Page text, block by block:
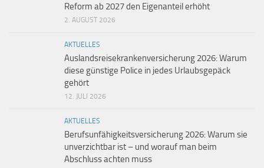
Reform ab 2027 den Eigenanteil erhöht
2. AUGUST 2026
AKTUELLES
Auslandsreisekrankenversicherung 2026: Warum
diese günstige Police in jedes Urlaubsgepäck
gehört
12. JULI 2026
AKTUELLES
Berufsunfähigkeitsversicherung 2026: Warum sie
unverzichtbar ist – und worauf man beim
Abschluss achten muss